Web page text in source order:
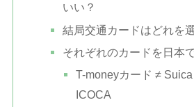
いい？
結局交通カードはどれを
それぞれのカードを日本
T-moneyカード ≠ Suica
ICOCA